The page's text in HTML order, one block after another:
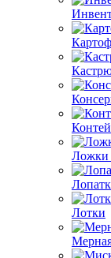
Ложки
Лотки